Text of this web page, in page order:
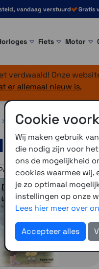
vandaag verstuurd Gratis
Fiets Motor
verdwaald! Onze
er allemaal nieuw is.
Diversen > Opruiming
Cookie
Wij maken gebruik
die nodig zijn voor
ons de mogelijkheid
cookies waarmee wij,
je zo optimaal
instellingen op onze
Lees hier meer over
Accepteer alles